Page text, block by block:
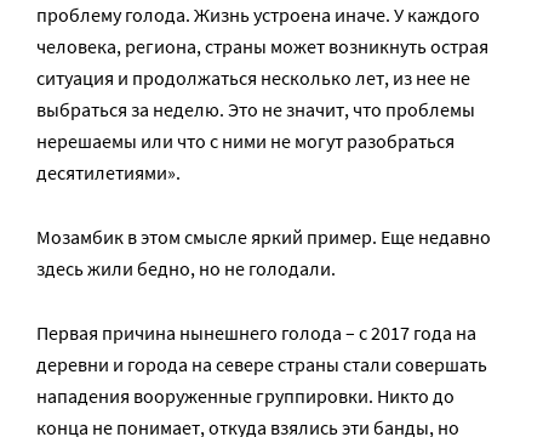
проблему голода. Жизнь устроена иначе. У каждого
человека, региона, страны может возникнуть острая
ситуация и продолжаться несколько лет, из нее не
выбраться за неделю. Это не значит, что проблемы
нерешаемы или что с ними не могут разобраться
десятилетиями».
Мозамбик в этом смысле яркий пример. Еще недавно
здесь жили бедно, но не голодали.
Первая причина нынешнего голода – с 2017 года на
деревни и города на севере страны стали совершать
нападения вооруженные группировки. Никто до
конца не понимает, откуда взялись эти банды, но